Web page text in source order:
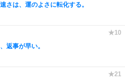
さは、運のよさに転化する。
返事が早い。